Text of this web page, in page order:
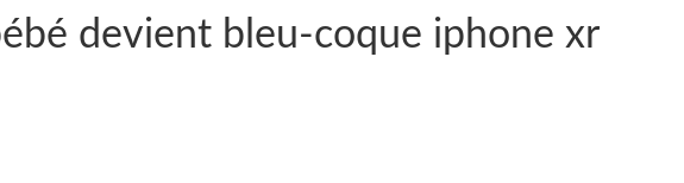
devient bleu-coque iphone xr